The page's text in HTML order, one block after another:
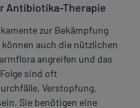
Antibiotika-Therapie
zur Bekämpfung
auch die nützlichen
angreifen und das
sind oft
Verstopfung,
Sie benötigen eine